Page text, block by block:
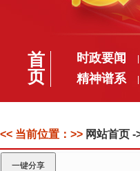
首
页
时政要闻
精神谱系
<< 当前位置：>> 网站首页 -
一键分享